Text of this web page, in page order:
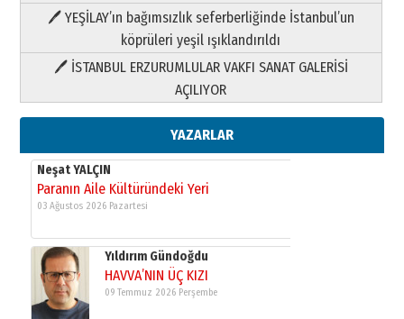
🖊 YEŞİLAY’ın bağımsızlık seferberliğinde İstanbul’un
köprüleri yeşil ışıklandırıldı
🖊 İSTANBUL ERZURUMLULAR VAKFI SANAT GALERİSİ
AÇILIYOR
YAZARLAR
HAVVA’NIN ÜÇ KIZI
09 Temmuz 2026 Perşembe
Yusuf POLAT
Şampiyonluk Sebahattin Şirin’e
yazar
11 Mayıs 2026 Pazartesi
Neşat YALÇIN
Paranın Aile Kültüründeki Yeri
03 Ağustos 2026 Pazartesi
Yıldırım Gündoğdu
HAVVA’NIN ÜÇ KIZI
09 Temmuz 2026 Perşembe